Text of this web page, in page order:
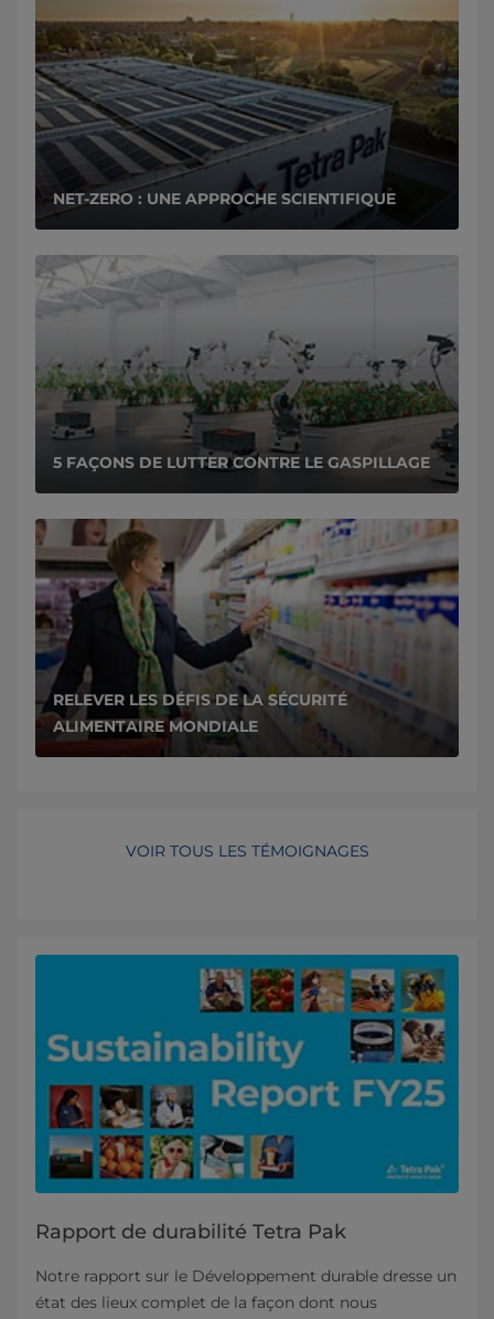
NET-ZERO : UNE APPROCHE SCIENTIFIQUE
5 FAÇONS DE LUTTER CONTRE LE GASPILLAGE
RELEVER LES DÉFIS DE LA SÉCURITÉ
ALIMENTAIRE MONDIALE
VOIR TOUS LES TÉMOIGNAGES
Rapport de durabilité Tetra Pak
Notre rapport sur le Développement durable dresse un
état des lieux complet de la façon dont nous